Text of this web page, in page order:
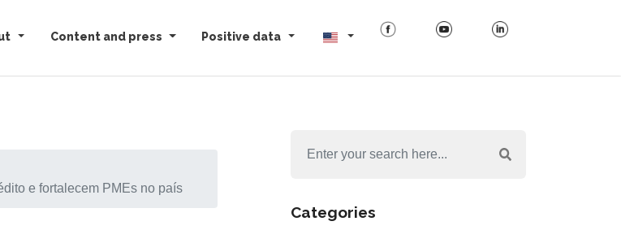
Content and press Positive data
e fortalecem PMEs no país
Categories